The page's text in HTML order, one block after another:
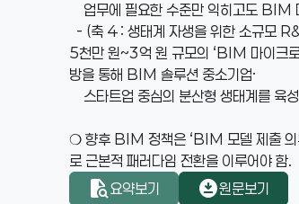
업무에 필요한 수준만 익히고도 BIM
- (축 4 : 생태계 자생을 위한 소규모
5천만 원~3억 원 규모의 ‘BIM 마이
방을 통해 BIM 솔루션 중소기업·
스타트업 중심의 분산형 생태계를 육
❍ 향후 BIM 정책은 ‘BIM 모델 제출 의
로 근본적 패러다임 전환을 이루어야 함.
document_search 요약보기 download_for_offline원문보기